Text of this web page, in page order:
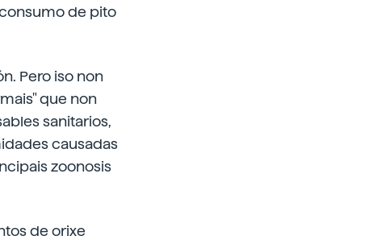
de pito
Pero iso non
que non
sanitarios,
causadas
zoonosis
de orixe